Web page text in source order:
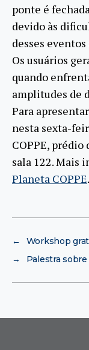
ponte é
devido às
desses
Os usuários
quando
amplitudes de
Para
nesta sexta-
COPPE,
sala 122. Mais
Planeta COPPE.
←
Workshop
→
Palestra